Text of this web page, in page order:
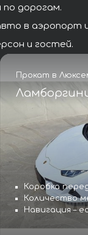
дорогам.
в аэропорт
и гостей.
Прокат в
Коробка
Количество
Навигация –